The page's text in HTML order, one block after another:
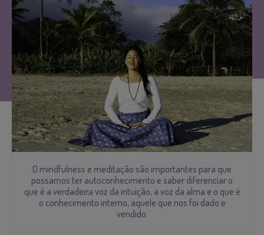
O mindfulness e meditação são importantes para que
possamos ter autoconhecimento e saber diferenciar o
que é a verdadeira voz da intuição, a voz da alma e o que é
o conhecimento interno, aquele que nos foi dado e
vendido.